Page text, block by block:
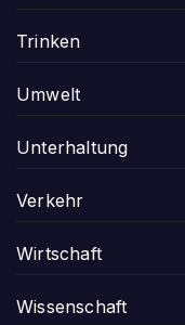
Trinken
Umwelt
Unterhaltung
Verkehr
Wirtschaft
Wissenschaft